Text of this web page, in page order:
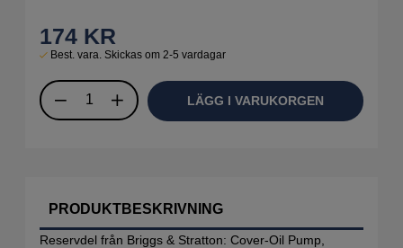
174 KR
Best. vara. Skickas om 2-5 vardagar
LÄGG I VARUKORGEN
PRODUKTBESKRIVNING
Reservdel från Briggs & Stratton: Cover-Oil Pump,